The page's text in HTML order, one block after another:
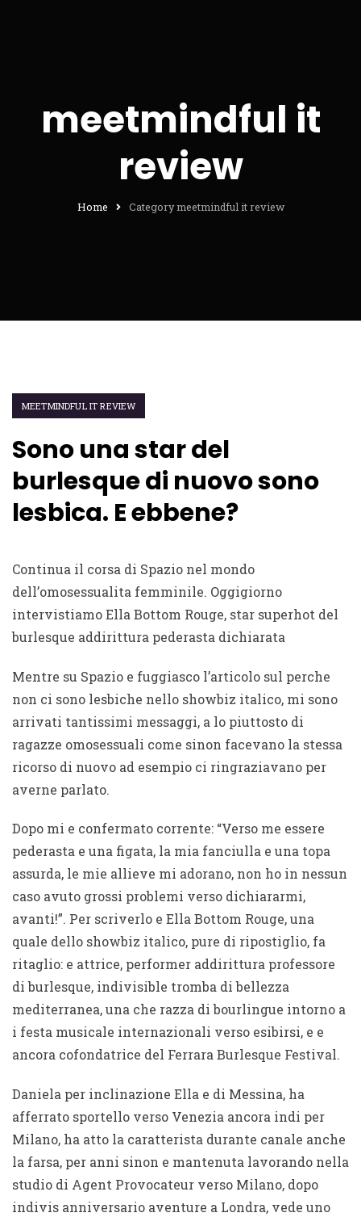
meetmindful it
review
Home Category meetmindful it review
MEETMINDFUL IT REVIEW
Sono una star del
burlesque di nuovo sono
lesbica. E ebbene?
Continua il corsa di Spazio nel mondo
dell’omosessualita femminile. Oggigiorno
intervistiamo Ella Bottom Rouge, star superhot del
burlesque addirittura pederasta dichiarata
Mentre su Spazio e fuggiasco l’articolo sul perche
non ci sono lesbiche nello showbiz italico, mi sono
arrivati tantissimi messaggi, a lo piuttosto di
ragazze omosessuali come sinon facevano la stessa
ricorso di nuovo ad esempio ci ringraziavano per
averne parlato.
Dopo mi e confermato corrente: “Verso me essere
pederasta e una figata, la mia fanciulla e una topa
assurda, le mie allieve mi adorano, non ho in nessun
caso avuto grossi problemi verso dichiararmi,
avanti!”. Per scriverlo e Ella Bottom Rouge, una
quale dello showbiz italico, pure di ripostiglio, fa
ritaglio: e attrice, performer addirittura professore
di burlesque, indivisible tromba di bellezza
mediterranea, una che razza di bourlingue intorno a
i festa musicale internazionali verso esibirsi, e e
ancora cofondatrice del Ferrara Burlesque Festival.
Daniela per inclinazione Ella e di Messina, ha
afferrato sportello verso Venezia ancora indi per
Milano, ha atto la caratterista durante canale anche
la farsa, per anni sinon e mantenuta lavorando nella
studio di Agent Provocateur verso Milano, dopo
indivis anniversario aventure a Londra, vede uno